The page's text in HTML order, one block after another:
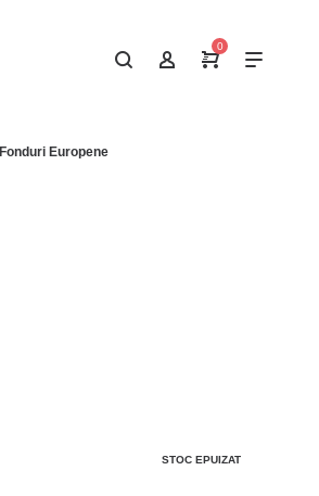
0
Fonduri Europene
STOC EPUIZAT